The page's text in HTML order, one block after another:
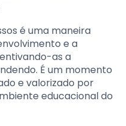
é uma maneira
e a
as a
É um momento
e valorizado por
educacional do